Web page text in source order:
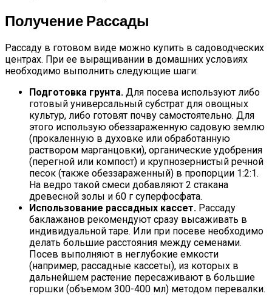
Получение Рассады
Рассаду в готовом виде можно купить в садоводческих
центрах. При ее выращивании в домашних условиях
необходимо выполнить следующие шаги:
Подготовка грунта. Для посева используют либо
готовый универсальный субстрат для овощных
культур, либо готовят почву самостоятельно. Для
этого использую обеззараженную садовую землю
(прокаленную в духовке или обработанную
раствором марганцовки), органические удобрения
(перегной или компост) и крупнозернистый речной
песок (также обеззараженный) в пропорции 1:2:1.
На ведро такой смеси добавляют 2 стакана
древесной золы и 60 г суперфосфата.
Использование рассадных кассет. Рассаду
баклажанов рекомендуют сразу высаживать в
индивидуальной таре. Или при посеве необходимо
делать большие расстояния между семенами.
Посев выполняют в неглубокие емкости
(например, рассадные кассеты), из которых в
дальнейшем растение пересаживают в большие
горшки (объемом 300-400 мл) методом перевалки.